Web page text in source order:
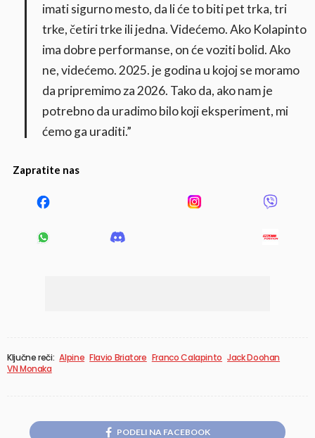
imati sigurno mesto, da li će to biti pet trka, tri
trke, četiri trke ili jedna. Videćemo. Ako Kolapinto
ima dobre performanse, on će voziti bolid. Ako
ne, videćemo. 2025. je godina u kojoj se moramo
da pripremimo za 2026. Tako da, ako nam je
potrebno da uradimo bilo koji eksperiment, mi
ćemo ga uraditi.”
Zapratite nas
Ključne reči: Alpine Flavio Briatore Franco Calapinto Jack Doohan
VN Monaka
PODELI NA FACEBOOK